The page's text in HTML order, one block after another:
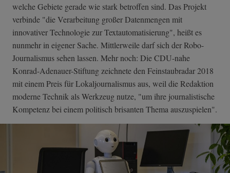
welche Gebiete gerade wie stark betroffen sind. Das Projekt
verbinde "die Verarbeitung großer Datenmengen mit
innovativer Technologie zur Textautomatisierung", heißt es
nunmehr in eigener Sache. Mittlerweile darf sich der Robo-
Journalismus sehen lassen. Mehr noch: Die CDU-nahe
Konrad-Adenauer-Stiftung zeichnete den Feinstaubradar 2018
mit einem Preis für Lokaljournalismus aus, weil die Redaktion
moderne Technik als Werkzeug nutze, "um ihre journalistische
Kompetenz bei einem politisch brisanten Thema auszuspielen".